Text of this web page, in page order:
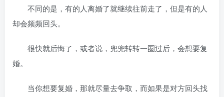
不同的是，有的人离婚了就继续往前走了，但是有的人
却会频频回头。
很快就后悔了，或者说，兜兜转转一圈过后，会想要复
婚。
当你想要复婚，那就尽量去争取，而如果是对方回头找